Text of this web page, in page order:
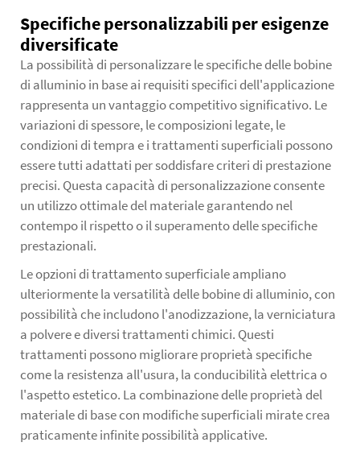
Specifiche personalizzabili per esigenze
diversificate
La possibilità di personalizzare le specifiche delle bobine
di alluminio in base ai requisiti specifici dell'applicazione
rappresenta un vantaggio competitivo significativo. Le
variazioni di spessore, le composizioni legate, le
condizioni di tempra e i trattamenti superficiali possono
essere tutti adattati per soddisfare criteri di prestazione
precisi. Questa capacità di personalizzazione consente
un utilizzo ottimale del materiale garantendo nel
contempo il rispetto o il superamento delle specifiche
prestazionali.
Le opzioni di trattamento superficiale ampliano
ulteriormente la versatilità delle bobine di alluminio, con
possibilità che includono l'anodizzazione, la verniciatura
a polvere e diversi trattamenti chimici. Questi
trattamenti possono migliorare proprietà specifiche
come la resistenza all'usura, la conducibilità elettrica o
l'aspetto estetico. La combinazione delle proprietà del
materiale di base con modifiche superficiali mirate crea
praticamente infinite possibilità applicative.